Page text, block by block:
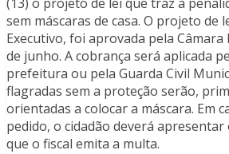
sem máscaras de casa. O projeto de
Executivo, foi aprovada pela
de junho. A cobrança será aplicada
prefeitura ou pela Guarda Civil
flagradas sem a proteção serão,
orientadas a colocar a máscara. Em
pedido, o cidadão deverá
que o fiscal emita a multa.